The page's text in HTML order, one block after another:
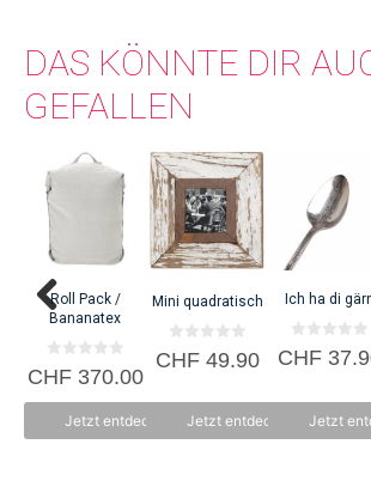
DAS KÖNNTE DIR
GEFALLEN
Roll Pack /
Bananatex
0
v
CHF370.00
Jetzt entdecken
Mini quadratisch
0
v
CHF49.90
Jetzt entdecken
Ich ha di
0
v
5
CHF
Jetzt